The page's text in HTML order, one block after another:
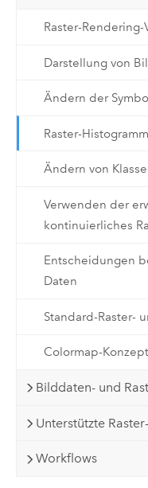
Raster-Rendering-
Darstellung von
Ändern der
Raster-
Ändern von
Verwenden der
kontinuierliches
Entscheidungen
Daten
Standard-Raster-
Colormap-
Bilddaten- und
Unterstützte
Workflows